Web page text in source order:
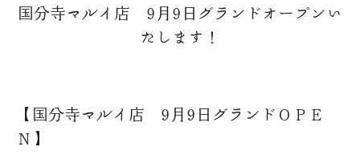
国分寺マルイ店 9月9日グランドオープンい
たします！
【国分寺マルイ店 9月9日グランドＯＰＥ
Ｎ】